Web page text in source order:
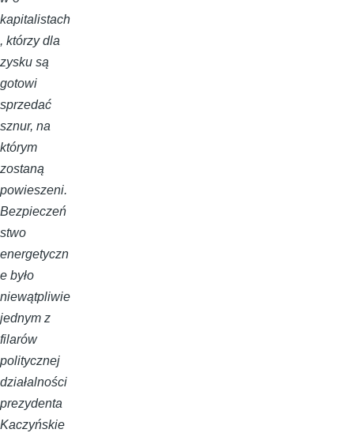
kapitalistach
, którzy dla
zysku są
gotowi
sprzedać
sznur, na
którym
zostaną
powieszeni.
Bezpieczeń
stwo
energetyczn
e było
niewątpliwie
jednym z
filarów
politycznej
działalności
prezydenta
Kaczyńskie